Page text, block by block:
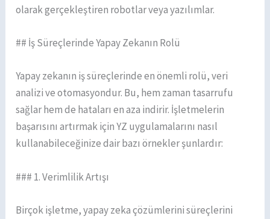
olarak gerçekleştiren robotlar veya yazılımlar.
## İş Süreçlerinde Yapay Zekanın Rolü
Yapay zekanın iş süreçlerinde en önemli rolü, veri
analizi ve otomasyondur. Bu, hem zaman tasarrufu
sağlar hem de hataları en aza indirir. İşletmelerin
başarısını artırmak için YZ uygulamalarını nasıl
kullanabileceğinize dair bazı örnekler şunlardır:
### 1. Verimlilik Artışı
Birçok işletme, yapay zeka çözümlerini süreçlerini